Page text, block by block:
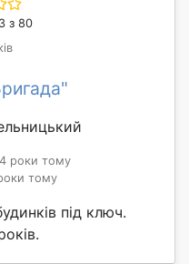
з 80
роки тому
тому
під ключ.